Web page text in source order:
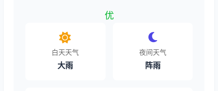
优
白天天气
大雨
夜间天气
阵雨